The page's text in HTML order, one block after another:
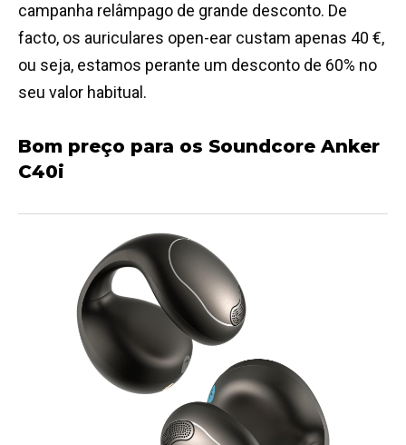
campanha relâmpago de grande desconto. De
facto, os auriculares open-ear custam apenas 40 €,
ou seja, estamos perante um desconto de 60% no
seu valor habitual.
Bom preço para os Soundcore Anker
C40i